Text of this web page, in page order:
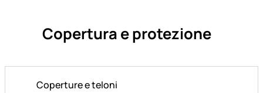
Copertura e protezione
Coperture e teloni